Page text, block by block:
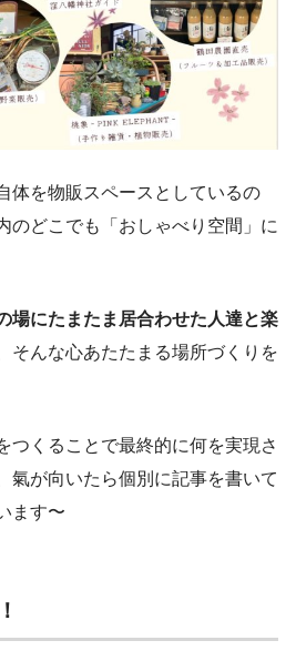
体を物販スペースとしているの
のどこでも「おしゃべり空間」に
場にたまたま居合わせた人達と楽
そんな心あたたまる場所づくりを
つくることで最終的に何を実現さ
氣が向いたら個別に記事を書いて
ます〜